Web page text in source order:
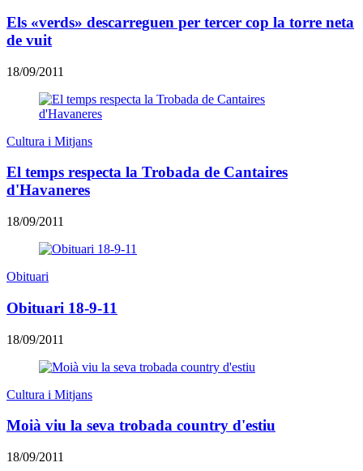
Els «verds» descarreguen per tercer cop la torre neta
de vuit
18/09/2011
Cultura i Mitjans
El temps respecta la Trobada de Cantaires
d'Havaneres
18/09/2011
Obituari
Obituari 18-9-11
18/09/2011
Cultura i Mitjans
Moià viu la seva trobada country d'estiu
18/09/2011